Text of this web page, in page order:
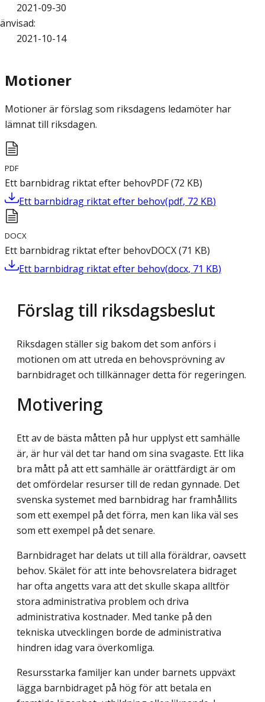
2021-09-30
:
2021-10-14
Motioner
Motioner är förslag som riksdagens ledamöter har
lämnat till riksdagen.
PDF
Ett barnbidrag riktat efter behovPDF(72 KB)
Ett barnbidrag riktat efter behov(pdf, 72 KB)
DOCX
Ett barnbidrag riktat efter behovDOCX(71 KB)
Ett barnbidrag riktat efter behov(docx, 71 KB)
Förslag till riksdagsbeslut
Riksdagen ställer sig bakom det som anförs i
motionen om att utreda en behovsprövning av
barnbidraget och tillkännager detta för regeringen.
Motivering
Ett av de bästa måtten på hur upplyst ett samhälle
är, är hur väl det tar hand om sina svagaste. Ett lika
bra mått på att ett samhälle är orättfärdigt är om
det omfördelar resurser till de redan gynnade. Det
svenska systemet med barnbidrag har framhållits
som ett exempel på det förra, men kan lika väl ses
som ett exempel på det senare.
Barnbidraget har delats ut till alla föräldrar, oavsett
behov. Skälet för att inte behovs­relatera bidraget
har ofta angetts vara att det skulle skapa alltför
stora administrativa problem och driva
administrativa kostnader. Med tanke på den
tekniska utvecklingen borde de administrativa
hindren idag vara överkomliga.
Resursstarka familjer kan under barnets uppväxt
lägga barnbidraget på hög för att betala en